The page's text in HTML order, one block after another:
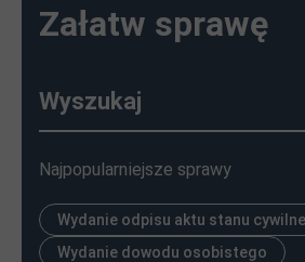
Załatw sprawę
Najpopularniejsze sprawy
Wydanie odpisu aktu stanu
Wydanie dowodu osobistego